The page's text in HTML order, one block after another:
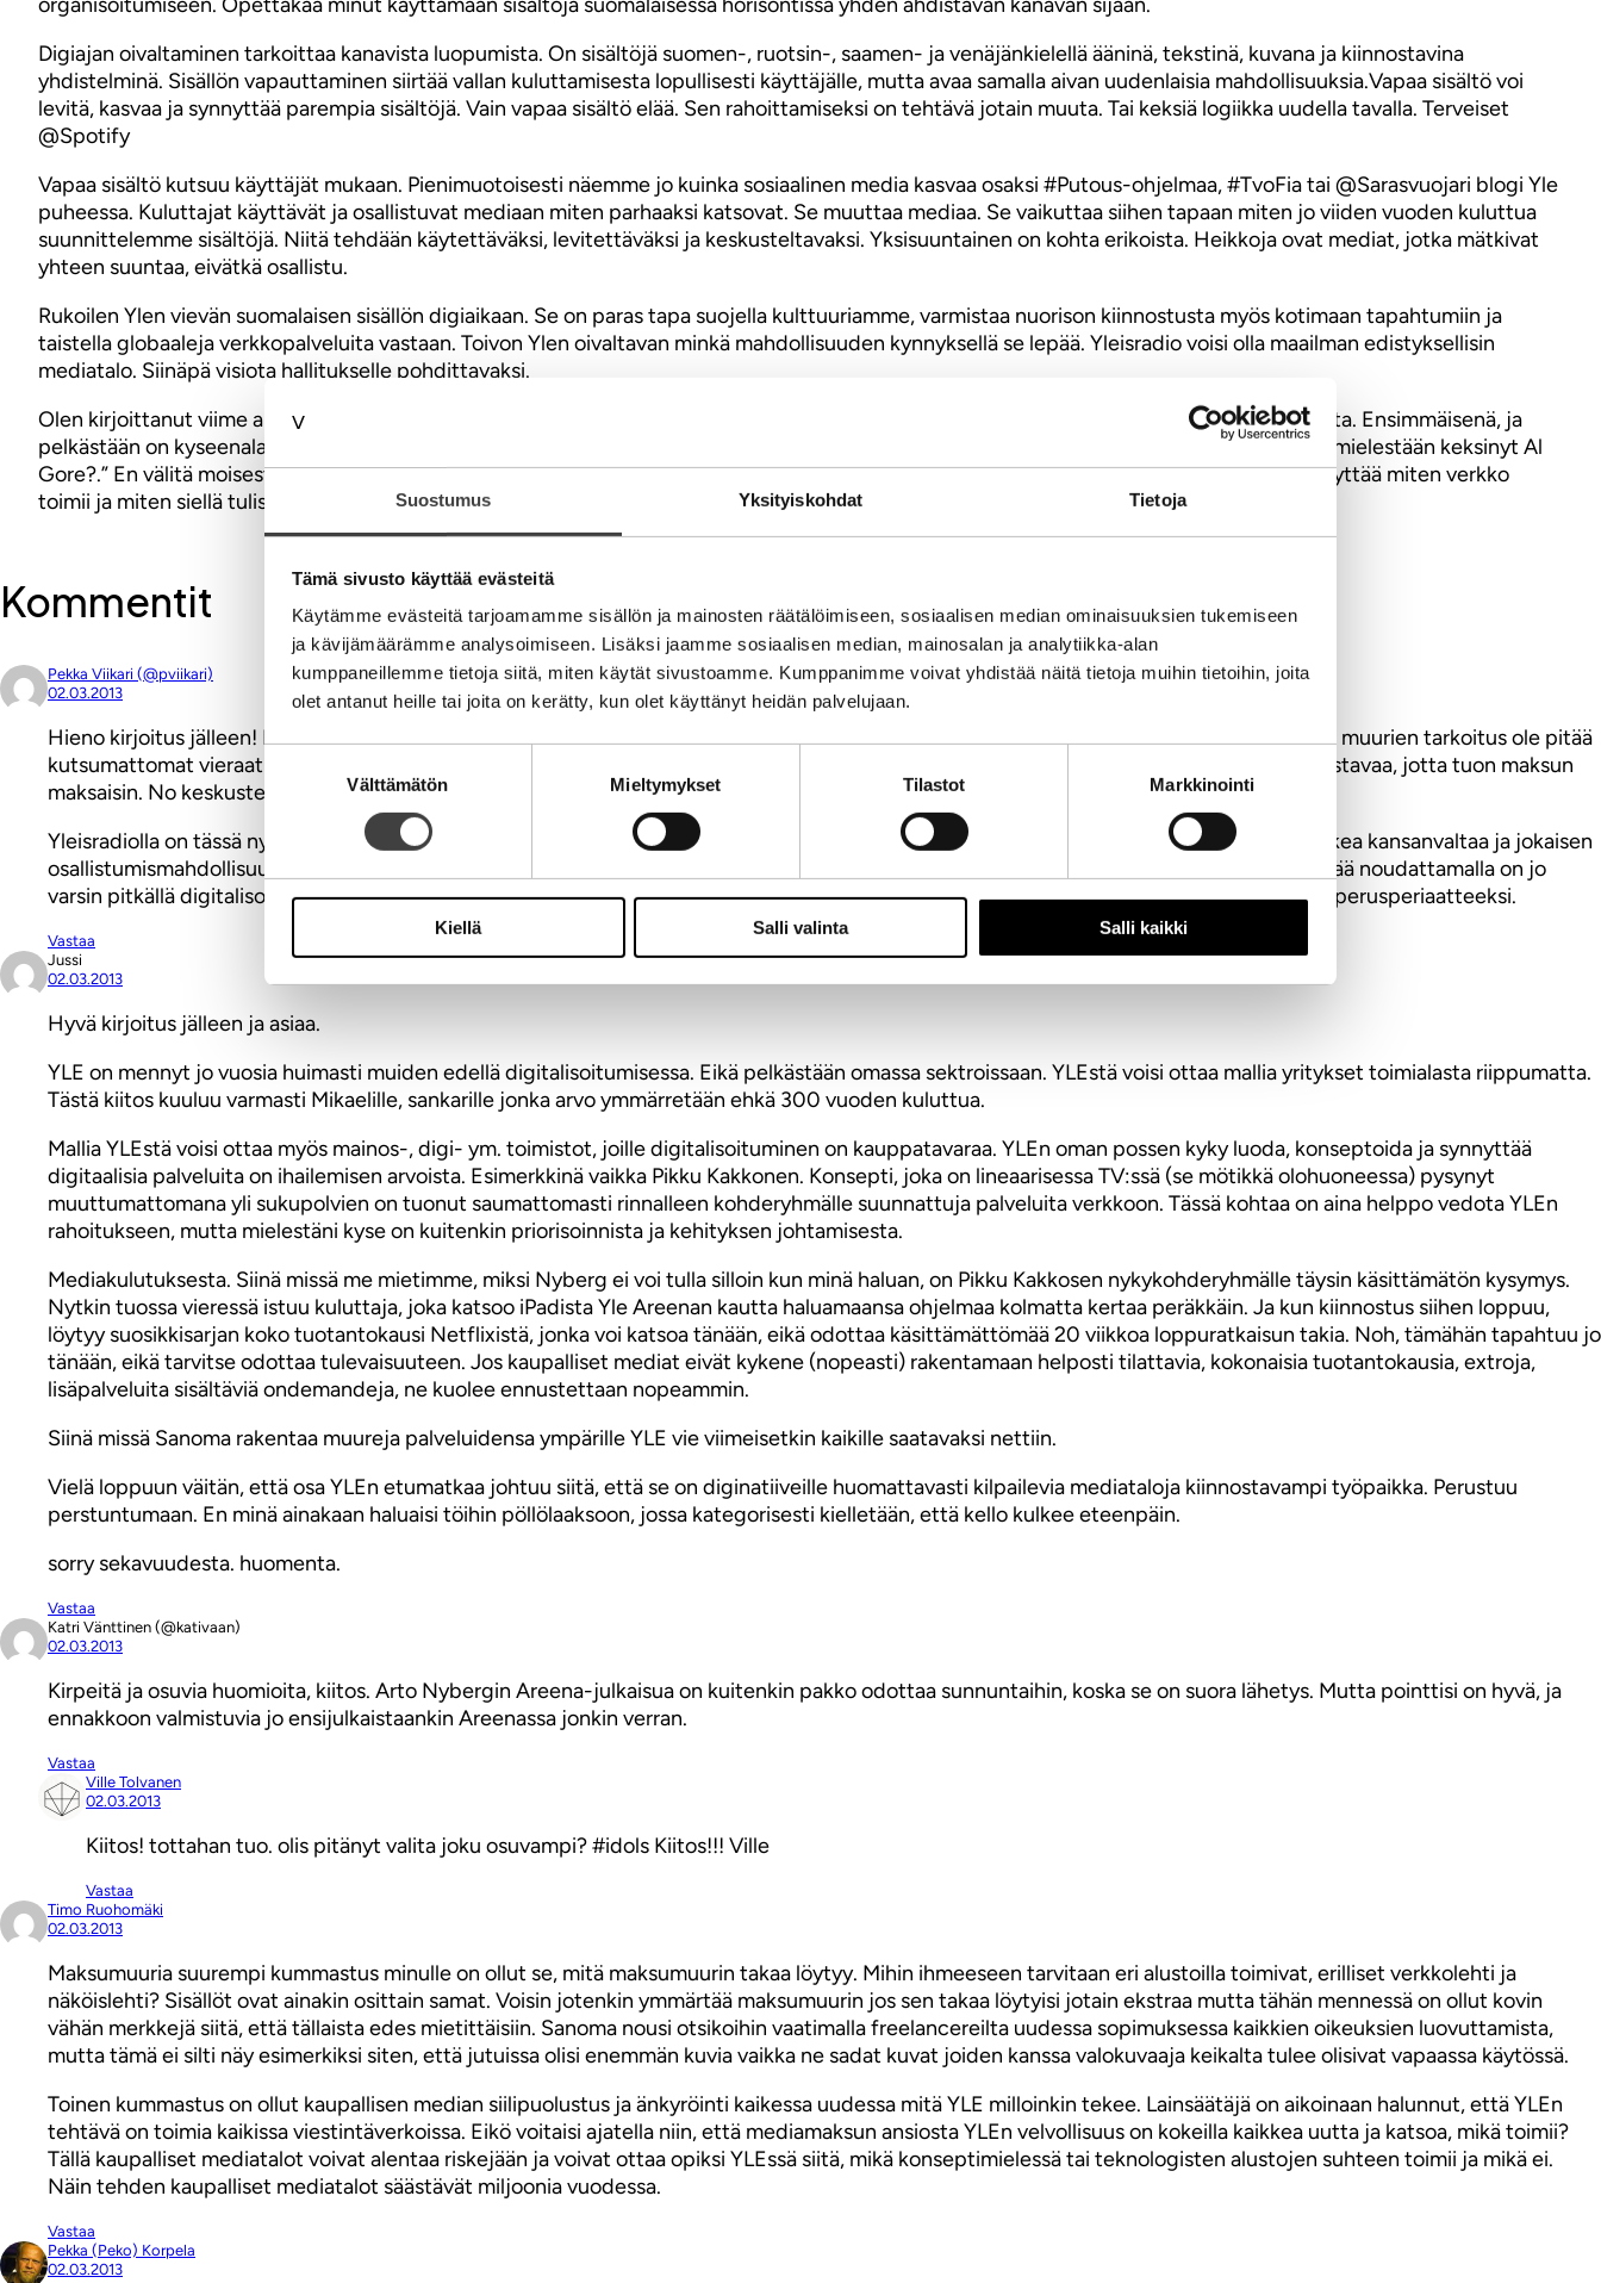
Suostumus Yksityiskohdat Tietoja
Tämä sivusto käyttää evästeitä
Käytämme evästeitä tarjoamamme sisällön ja mainosten räätälöimiseen, sosiaalisen median ominaisuuksien tukemiseen
ja kävijämäärämme analysoimiseen. Lisäksi jaamme sosiaalisen median, mainosalan ja analytiikka-alan
kumppaneillemme tietoja siitä, miten käytät sivustoamme. Kumppanimme voivat yhdistää näitä tietoja muihin tietoihin, joita
olet antanut heille tai joita on kerätty, kun olet käyttänyt heidän palvelujaan.
Välttämätön Mieltymykset Tilastot Markkinointi
Kiellä Salli valinta Salli kaikki
Digiajan oivaltaminen tarkoittaa kanavista luopumista. On sisältöjä suomen-, ruotsin-, saamen- ja venäjänkielellä ääninä, tekstinä, kuvana ja kiinnostavina
yhdistelminä. Sisällön vapauttaminen siirtää vallan kuluttamisesta lopullisesti käyttäjälle, mutta avaa samalla aivan uudenlaisia mahdollisuuksia.Vapaa sisältö voi
levitä, kasvaa ja synnyttää parempia sisältöjä. Vain vapaa sisältö elää. Sen rahoittamiseksi on tehtävä jotain muuta. Tai keksiä logiikka uudella tavalla. Terveiset
@Spotify
Vapaa sisältö kutsuu käyttäjät mukaan. Pienimuotoisesti näemme jo kuinka sosiaalinen media kasvaa osaksi #Putous-ohjelmaa, #TvoFia tai @Sarasvuojari blogi Yle
puheessa. Kuluttajat käyttävät ja osallistuvat mediaan miten parhaaksi katsovat. Se muuttaa mediaa. Se vaikuttaa siihen tapaan miten jo viiden vuoden kuluttua
suunnittelemme sisältöjä. Niitä tehdään käytettäväksi, levitettäväksi ja keskusteltavaksi. Yksisuuntainen on kohta erikoista. Heikkoja ovat mediat, jotka mätkivat
yhteen suuntaa, eivätkä osallistu.
Rukoilen Ylen vievän suomalaisen sisällön digiaikaan. Se on paras tapa suojella kulttuuriamme, varmistaa nuorison kiinnostusta myös kotimaan tapahtumiin ja
taistella globaaleja verkkopalveluita vastaan. Toivon Ylen oivaltavan minkä mahdollisuuden kynnyksellä se lepää. Yleisradio voisi olla maailman edistyksellisin
mediatalo. Siinäpä visiota hallitukselle pohdittavaksi.
Olen kirjoittanut viime aikoina kirjoittanut enemmänkin ajatuksia median murroksesta. Yllätykseksi haukkuja on tullut pelkästään toimittajilta. Ensimmäisenä, ja
pelkästään on kyseenalaistettu kirjoittajan auktoriteetti. Suomen Kuvalehdessä oleva toimittaja kysyy, että oletko kuin ”Internetin omasta mielestään keksinyt Al
Gore?.” En välitä moisesta, suren asioihin tuolla tavoin suhtautuvien kohtaloa. Yritän elää kuten opetan, osallistua ja jakaa näkemyksiäni. Näyttää miten verkko
toimii ja miten siellä tulisi toimia. Mielenvikast läpändeerost. Saa, mut ei oo pakko käyttää.
Kommentit
Pekka Viikari (@pviikari)
02.03.2013
Hieno kirjoitus jälleen! En varmaankaan olisi edes ”löytänyt” tätä blogia, jos ensimmäisellä yrittämällä olisi ollut vastassa maksumuuri. Eikös muurien tarkoitus ole pitää
kutsumattomat vieraat ulkopuolella. Jos kaupan ovella kerättäisiin sisäänpääsymaksu, niin sisällä pitäisi olla jotakin poikkeuksellisen kiinnostavaa, jotta tuon maksun
maksaisin. No keskustelu maksumuureista menee vähän kirjoituksen pointin ohi.
Yleisradiolla on tässä nykymaailmassa jo lakiinkin perustuva etulyöntiasema. Ensimmäinen yleisradiolakiin perustuva erityistehtävä on: ”tukea kansanvaltaa ja jokaisen
osallistumismahdollisuuksia tarjoamalla monipuolisia tietoja, mielipiteitä ja keskusteluja sekä vuorovaikutusmahdollisuuksia”. Tuota tehtävää noudattamalla on jo
varsin pitkällä digitalisoitumisessa. Toisaalta mikään ei estä muitakaan ”mediatahoja” ottamasta tuota samaa lausetta yhdeksi toimintansa perusperiaatteeksi.
Vastaa
Jussi
02.03.2013
Hyvä kirjoitus jälleen ja asiaa.
YLE on mennyt jo vuosia huimasti muiden edellä digitalisoitumisessa. Eikä pelkästään omassa sektroissaan. YLEstä voisi ottaa mallia yritykset toimialasta riippumatta.
Tästä kiitos kuuluu varmasti Mikaelille, sankarille jonka arvo ymmärretään ehkä 300 vuoden kuluttua.
Mallia YLEstä voisi ottaa myös mainos-, digi- ym. toimistot, joille digitalisoituminen on kauppatavaraa. YLEn oman possen kyky luoda, konseptoida ja synnyttää
digitaalisia palveluita on ihailemisen arvoista. Esimerkkinä vaikka Pikku Kakkonen. Konsepti, joka on lineaarisessa TV:ssä (se mötikkä olohuoneessa) pysynyt
muuttumattomana yli sukupolvien on tuonut saumattomasti rinnalleen kohderyhmälle suunnattuja palveluita verkkoon. Tässä kohtaa on aina helppo vedota YLEn
rahoitukseen, mutta mielestäni kyse on kuitenkin priorisoinnista ja kehityksen johtamisesta.
Mediakulutuksesta. Siinä missä me mietimme, miksi Nyberg ei voi tulla silloin kun minä haluan, on Pikku Kakkosen nykykohderyhmälle täysin käsittämätön kysymys.
Nytkin tuossa vieressä istuu kuluttaja, joka katsoo iPadista Yle Areenan kautta haluamaansa ohjelmaa kolmatta kertaa peräkkäin. Ja kun kiinnostus siihen loppuu,
löytyy suosikkisarjan koko tuotantokausi Netflixistä, jonka voi katsoa tänään, eikä odottaa käsittämättömää 20 viikkoa loppuratkaisun takia. Noh, tämähän tapahtuu jo
tänään, eikä tarvitse odottaa tulevaisuuteen. Jos kaupalliset mediat eivät kykene (nopeasti) rakentamaan helposti tilattavia, kokonaisia tuotantokausia, extroja,
lisäpalveluita sisältäviä ondemandeja, ne kuolee ennustettaan nopeammin.
Siinä missä Sanoma rakentaa muureja palveluidensa ympärille YLE vie viimeisetkin kaikille saatavaksi nettiin.
Vielä loppuun väitän, että osa YLEn etumatkaa johtuu siitä, että se on diginatiiveille huomattavasti kilpailevia mediataloja kiinnostavampi työpaikka. Perustuu
perstuntumaan. En minä ainakaan haluaisi töihin pöllölaaksoon, jossa kategorisesti kielletään, että kello kulkee eteenpäin.
sorry sekavuudesta. huomenta.
Vastaa
Katri Vänttinen (@kativaan)
02.03.2013
Kirpeitä ja osuvia huomioita, kiitos. Arto Nybergin Areena-julkaisua on kuitenkin pakko odottaa sunnuntaihin, koska se on suora lähetys. Mutta pointtisi on hyvä, ja
ennakkoon valmistuvia jo ensijulkaistaankin Areenassa jonkin verran.
Vastaa
Ville Tolvanen
02.03.2013
Kiitos! tottahan tuo. olis pitänyt valita joku osuvampi? #idols Kiitos!!! Ville
Vastaa
Timo Ruohomäki
02.03.2013
Maksumuuria suurempi kummastus minulle on ollut se, mitä maksumuurin takaa löytyy. Mihin ihmeeseen tarvitaan eri alustoilla toimivat, erilliset verkkolehti ja
näköislehti? Sisällöt ovat ainakin osittain samat. Voisin jotenkin ymmärtää maksumuurin jos sen takaa löytyisi jotain ekstraa mutta tähän mennessä on ollut kovin
vähän merkkejä siitä, että tällaista edes mietittäisiin. Sanoma nousi otsikoihin vaatimalla freelancereilta uudessa sopimuksessa kaikkien oikeuksien luovuttamista,
mutta tämä ei silti näy esimerkiksi siten, että jutuissa olisi enemmän kuvia vaikka ne sadat kuvat joiden kanssa valokuvaaja keikalta tulee olisivat vapaassa käytössä.
Toinen kummastus on ollut kaupallisen median siilipuolustus ja änkyröinti kaikessa uudessa mitä YLE milloinkin tekee. Lainsäätäjä on aikoinaan halunnut, että YLEn
tehtävä on toimia kaikissa viestintäverkoissa. Eikö voitaisi ajatella niin, että mediamaksun ansiosta YLEn velvollisuus on kokeilla kaikkea uutta ja katsoa, mikä toimii?
Tällä kaupalliset mediatalot voivat alentaa riskejään ja voivat ottaa opiksi YLEssä siitä, mikä konseptimielessä tai teknologisten alustojen suhteen toimii ja mikä ei.
Näin tehden kaupalliset mediatalot säästävät miljoonia vuodessa.
Vastaa
Pekka (Peko) Korpela
02.03.2013